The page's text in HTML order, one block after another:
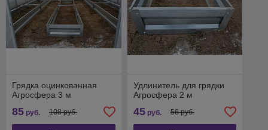
Грядка оцинкованная
Агросфера 3 м
85 руб. 108 руб.
Удлинитель для грядки
Агросфера 2 м
45руб. 56 руб.